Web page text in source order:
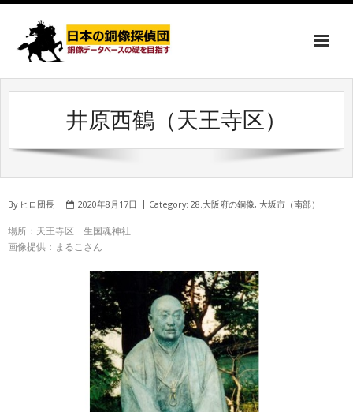
井原西鶴（天王寺区）
By ヒロ団長 2020年8月17日 Category: 28.大阪府の銅像, 大坂市（南部）
場所：天王寺区 生国魂神社
画像提供：まるこさん